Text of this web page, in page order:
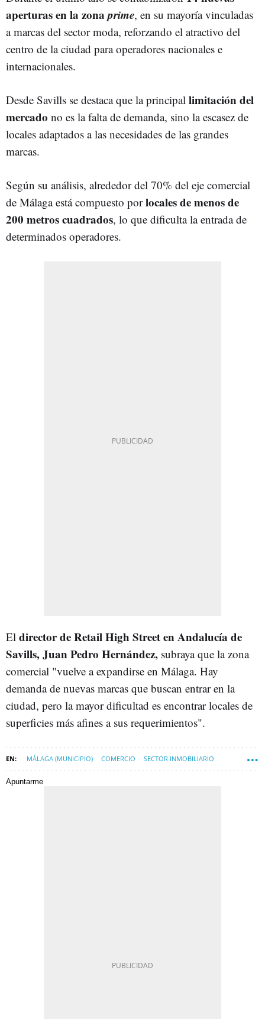
aperturas en la zonaprime, en su mayoría vinculadas
a marcas del sector moda, reforzando el atractivo del
centro de la ciudad para operadores nacionales e
internacionales.
Desde Savills se destaca que la principal limitación del
mercado no es la falta de demanda, sino la escasez de
locales adaptados a las necesidades de las grandes
marcas.
Según su análisis, alrededor del 70% del eje comercial
de Málaga está compuesto porlocales de menos de
200 metros cuadrados, lo que dificulta la entrada de
determinados operadores.
El director de Retail High Street en Andalucía de
Savills, Juan Pedro Hernández, subraya que la zona
comercial "vuelve a expandirse en Málaga. Hay
demanda de nuevas marcas que buscan entrar en la
ciudad, pero la mayor dificultad es encontrar locales de
superficies más afines a sus requerimientos".
MÁLAGA (MUNICIPIO) COMERCIO SECTOR INMOBILIARIO
Apuntarme